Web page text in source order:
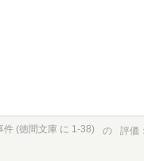
件 (徳間文庫 に 1-38) の 評価